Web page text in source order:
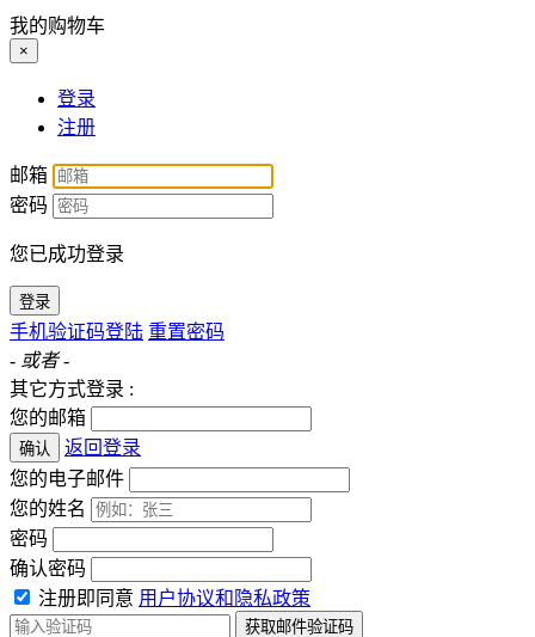
我的购物车
×
登录
注册
邮箱
密码
您已成功登录
登录
手机验证码登陆 重置密码
- 或者 -
其它方式登录 :
您的邮箱
确认
返回登录
您的电子邮件
您的姓名
密码
确认密码
注册即同意 用户协议和隐私政策
获取邮件验证码